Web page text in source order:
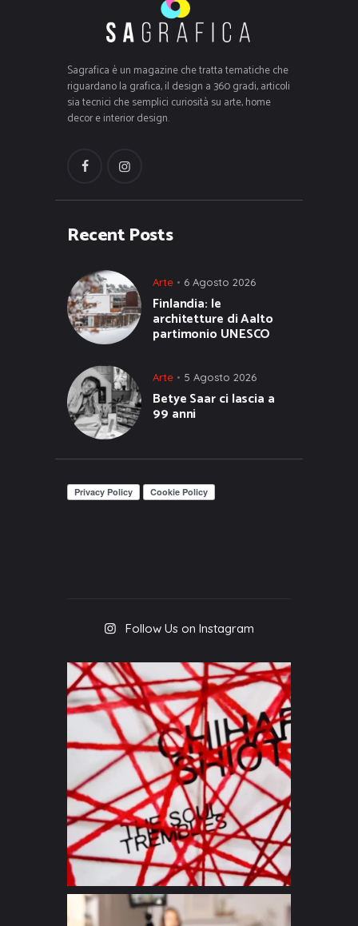
Sagrafica è un magazine che tratta tematiche che
riguardano la grafica, il design a 360 gradi, articoli
sia tecnici che semplici curiosità su arte, home
decor e interior design.
Recent Posts
Arte 6 Agosto 2026
Finlandia: le
architetture di Aalto
partimonio UNESCO
Arte 5 Agosto 2026
Betye Saar ci lascia a
99 anni
Follow Us on Instagram